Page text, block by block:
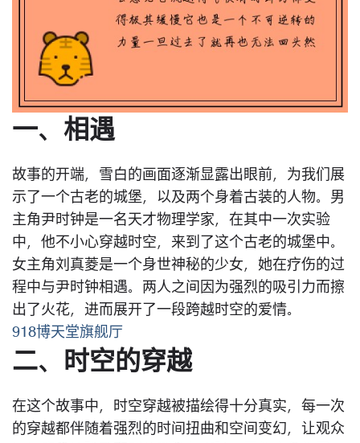
一、相遇
故事的开端，雪白的画面逐渐显露出眼前，为我们展
示了一个古老的城堡，以及两个身着古装的人物。男
主角尹时钟是一名天才物理学家，在其中一次实验
中，他不小心穿越时空，来到了这个古老的城堡中。
女主角刘真菱是一个身世神秘的少女，她在疗伤的过
程中与尹时钟相遇。两人之间因为强烈的吸引力而擦
出了火花，进而展开了一段跨越时空的爱情。
918博天堂旗舰厅
二、时空的穿越
在这个故事中，时空穿越被描绘得十分真实，每一次
的穿越都伴随着强烈的时间扭曲和空间变幻，让观众